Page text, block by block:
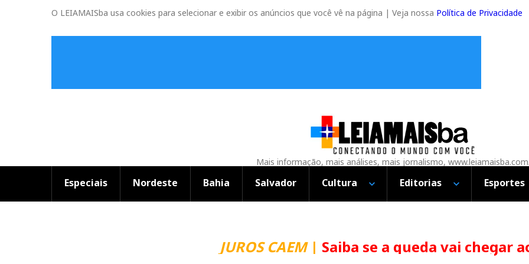
O LEIAMAISba usa cookies para selecionar e exibir os anúncios que você vê na página | Veja nossa Política de Privacidade
Mais informação, mais análises, mais jornalismo,
Especiais Nordeste Bahia Salvador Cultura Editorias Esportes
JUROS CAEM|Saiba se a queda vai chegar ao